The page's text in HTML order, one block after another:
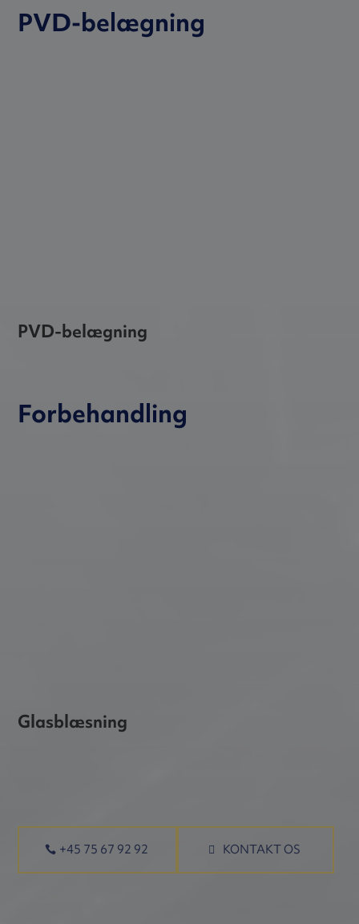
PVD-belægning
PVD-belægning
Forbehandling
Glasblæsning
+45 75 67 92 92 KONTAKT OS